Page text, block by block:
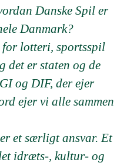
Danske Spil er
Danmark?
for lotteri, sportsspil
det er staten og de
og DIF, der ejer
ejer vi alle sammen
et særligt ansvar. Et
idræts-, kultur- og